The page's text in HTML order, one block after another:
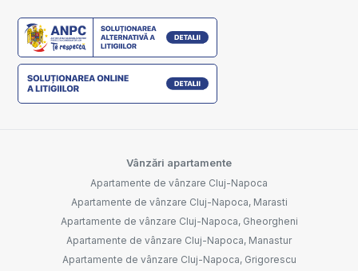
Vânzări apartamente
Apartamente de vânzare Cluj-Napoca
Apartamente de vânzare Cluj-Napoca, Marasti
Apartamente de vânzare Cluj-Napoca, Gheorgheni
Apartamente de vânzare Cluj-Napoca, Manastur
Apartamente de vânzare Cluj-Napoca, Grigorescu